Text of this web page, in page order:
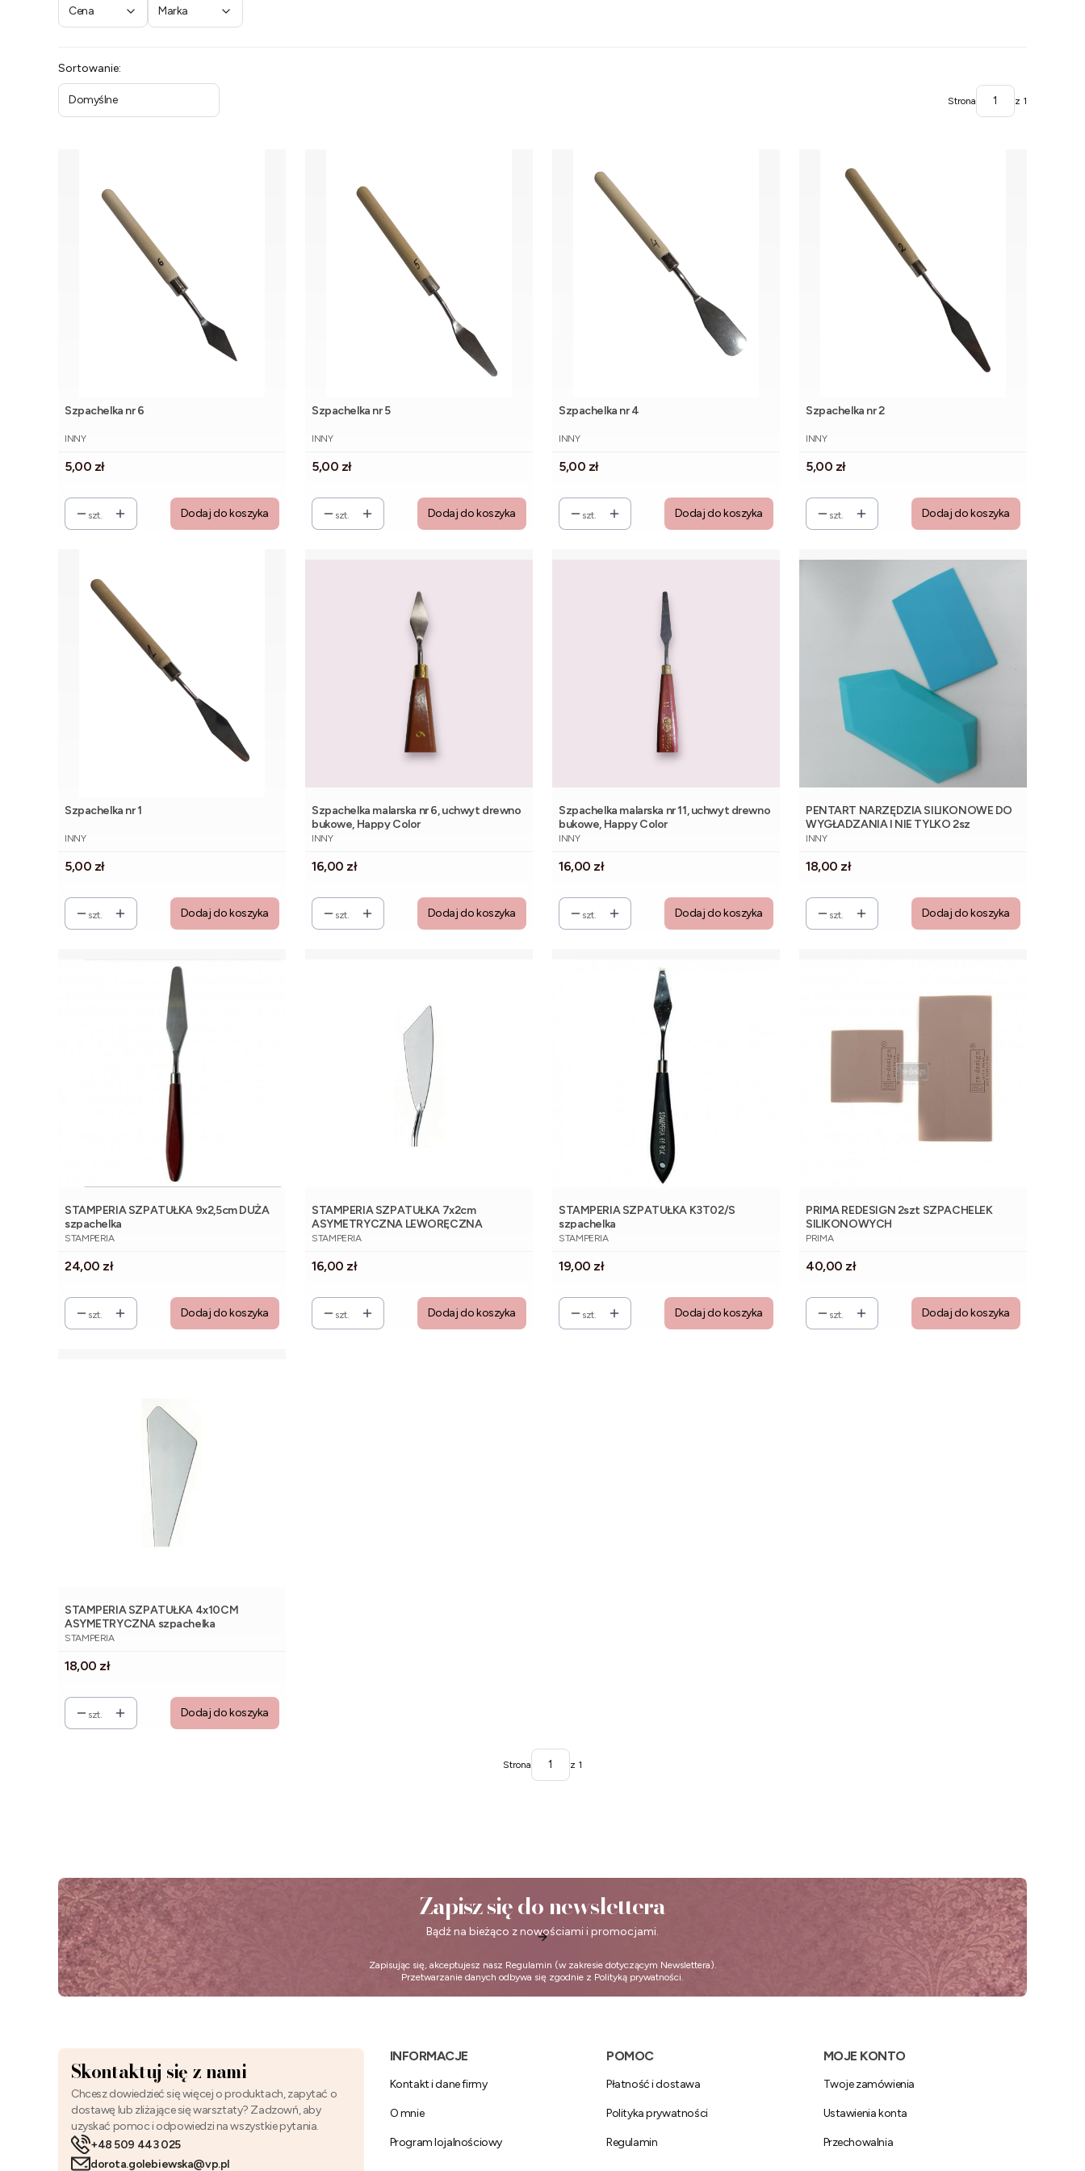
Cena Marka
Lista produktów
Sortowanie:
Domyślne Strona z 1
Szpachelka nr 6
PRODUCENT
INNY
Cena
5,00 zł
szt. Dodaj do koszyka
Szpachelka nr 5
PRODUCENT
INNY
Cena
5,00 zł
szt. Dodaj do koszyka
Szpachelka nr 4
PRODUCENT
INNY
Cena
5,00 zł
szt. Dodaj do koszyka
Szpachelka nr 2
PRODUCENT
INNY
Cena
5,00 zł
szt. Dodaj do koszyka
Szpachelka nr 1
PRODUCENT
INNY
Cena
5,00 zł
szt. Dodaj do koszyka
Szpachelka malarska nr 6, uchwyt drewno
bukowe, Happy Color
PRODUCENT
INNY
Cena
16,00 zł
szt. Dodaj do koszyka
Szpachelka malarska nr 11, uchwyt drewno
bukowe, Happy Color
PRODUCENT
INNY
Cena
16,00 zł
szt. Dodaj do koszyka
PENTART NARZĘDZIA SILIKONOWE DO
WYGŁADZANIA I NIE TYLKO 2sz
PRODUCENT
INNY
Cena
18,00 zł
szt. Dodaj do koszyka
STAMPERIA SZPATUŁKA 9x2,5cm DUŻA
szpachelka
PRODUCENT
STAMPERIA
Cena
24,00 zł
szt. Dodaj do koszyka
STAMPERIA SZPATUŁKA 7x2cm
ASYMETRYCZNA LEWORĘCZNA
PRODUCENT
STAMPERIA
Cena
16,00 zł
szt. Dodaj do koszyka
STAMPERIA SZPATUŁKA K3T02/S
szpachelka
PRODUCENT
STAMPERIA
Cena
19,00 zł
szt. Dodaj do koszyka
PRIMA REDESIGN 2szt SZPACHELEK
SILIKONOWYCH
PRODUCENT
PRIMA
Cena
40,00 zł
szt. Dodaj do koszyka
STAMPERIA SZPATUŁKA 4x10CM
ASYMETRYCZNA szpachelka
PRODUCENT
STAMPERIA
Cena
18,00 zł
szt. Dodaj do koszyka
Strona z 1
Zapisz się do newslettera
Bądź na bieżąco z nowościami i promocjami.
Zapisując się, akceptujesz nasz Regulamin (w zakresie dotyczącym Newslettera).
Przetwarzanie danych odbywa się zgodnie z Polityką prywatności.
Skontaktuj się z nami
Chcesz dowiedzieć się więcej o produktach, zapytać o
dostawę lub zliżające się warsztaty? Zadzowń, aby
uzyskać pomoc i odpowiedzi na wszystkie pytania.
+48 509 443 025
dorota.golebiewska@vp.pl
Linki w stopce
INFORMACJE
Kontakt i dane firmy
O mnie
Program lojalnościowy
POMOC
Płatność i dostawa
Polityka prywatności
Regulamin
MOJE KONTO
Twoje zamówienia
Ustawienia konta
Przechowalnia